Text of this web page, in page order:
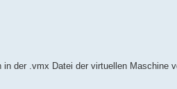
der .vmx Datei der virtuellen Maschine